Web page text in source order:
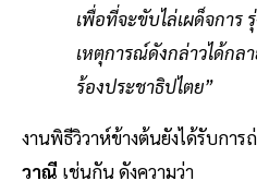
เพื่อที่จะขับไล่เผด็จการ
เหตุการณ์ดังกล่าวได้กล
ร้องประชาธิปไตย”
งานพิธีวิวาห์ข้างต้นยังได้รับกา
วาณี เช่นกัน ดังความว่า